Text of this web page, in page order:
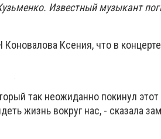
Известный музыкант
Ксения, что в
так неожиданно покинул
жизнь вокруг нас, - сказала